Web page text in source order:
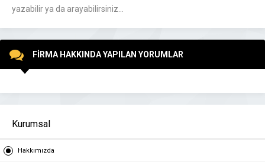
yazabilir ya da arayabilirsiniz…
FİRMA HAKKINDA YAPILAN YORUMLAR
Kurumsal
Hakkımızda